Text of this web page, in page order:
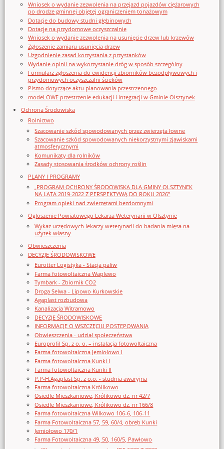
Wniosek o wydanie zezwolenia na przejazd pojazdów ciężarowych
po drodze gminnej objętej ograniczeniem tonażowym
Dotacje do budowy studni głębinowych
Dotacje na przydomowe oczyszczalnie
Wniosek o wydanie zezwolenia na usunięcie drzew lub krzewów
Zgłoszenie zamiaru usunięcia drzew
Uzgodnienie zasad korzystania z przystanków
Wydanie opinii na wykorzystanie dróg w sposób szczególny
Formularz zgłoszenia do ewidencji zbiorników bezodpływowych i
przydomowych oczyszczalni ścieków
Pismo dotyczące aktu planowania przestrzennego
modeLOWE przestrzenie edukacji i integracji w Gminie Olsztynek
Ochrona Środowiska
Rolnictwo
Szacowanie szkód spowodowanych przez zwierzęta łowne
Szacowanie szkód spowodowanych niekorzystnymi zjawiskami
atmosferycznymi
Komunikaty dla rolników
Zasady stosowania środków ochrony roślin
PLANY I PROGRAMY
„PROGRAM OCHRONY ŚRODOWISKA DLA GMINY OLSZTYNEK
NA LATA 2019-2022 Z PERSPEKTYWĄ DO ROKU 2026”
Program opieki nad zwierzętami bezdomnymi
Ogloszenie Powiatowego Lekarza Weterynarii w Olsztynie
Wykaz urzędowych lekarzy weterynarii do badania mięsa na
użytek własny
Obwieszczenia
DECYZJE ŚRODOWISKOWE
Eurotter Logistyka - Stacja paliw
Farma fotowoltaiczna Waplewo
Tymbark - Zbiornik CO2
Droga Selwa - Lipowo Kurkowskie
Agaplast rozbudowa
Kanalizacja Witramowo
DECYZJE ŚRODOWISKOWE
INFORMACJE O WSZCZĘCIU POSTĘPOWANIA
Obwieszczenia - udział społeczeństwa
Europrofil Sp. z o. o. – instalacja fotowoltaiczna
Farma fotowoltaiczna Jemiołowo I
Farma fotowoltaiczna Kunki I
Farma fotowoltaiczna Kunki II
P.P-H.Agaplast Sp. z o.o. - studnia awaryjna
Farma fotowoltaiczna Królikowo
Osiedle Mieszkaniowe, Królikowo dz. nr 42/7
Osiedle Mieszkaniowe, Królikowo dz. nr 166/8
Farma fotowoltaiczna Wilkowo 106-6, 106-11
Farma Fotowoltaiczna 57, 59, 60/4, obręb Kunki
Jemiołowo 170/1
Farma Fotowoltaiczna 49, 50, 160/5, Pawłowo